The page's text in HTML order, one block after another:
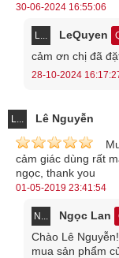
30-06-2024 16:55:06
L... LeQuyen
cảm ơn chị đã
28-10-2024
L... Lê Nguyễn
cảm giác dùng rất
ngọc, thank you
01-05-2019 23:41:54
N... Ngọc Lan
Chào Lê
mua sản phẩm